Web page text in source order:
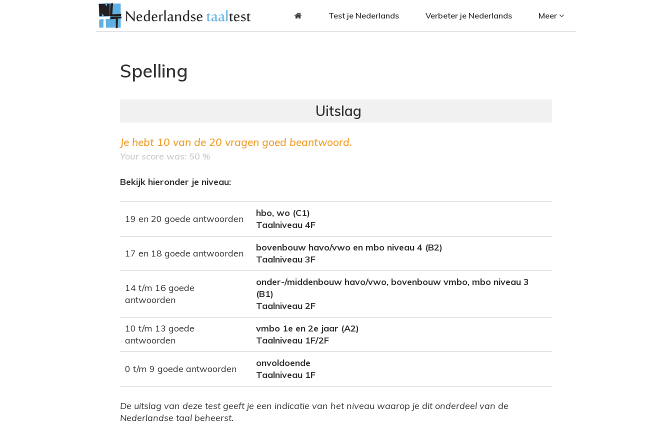
Test je Nederlands Verbeter je Nederlands Meer
Spelling
Je hebt 10 van de 20 vragen goed beantwoord.
Your score was: 50 %
Bekijk hieronder je niveau:
19 en 20 goede antwoorden
hbo, wo (C1)
Taalniveau 4F
17 en 18 goede antwoorden
bovenbouw havo/vwo en mbo niveau 4 (B2)
Taalniveau 3F
14 t/m 16 goede
antwoorden
onder-/middenbouw havo/vwo, bovenbouw vmbo, mbo niveau 3
(B1)
Taalniveau 2F
10 t/m 13 goede
antwoorden
vmbo 1e en 2e jaar (A2)
Taalniveau 1F/2F
0 t/m 9 goede antwoorden
onvoldoende
Taalniveau 1F
De uitslag van deze test geeft je een indicatie van het niveau waarop je dit onderdeel van de
Nederlandse taal beheerst.